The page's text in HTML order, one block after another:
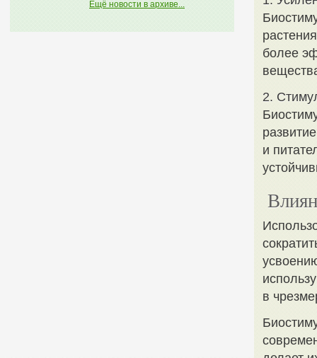
Ещё новости в архиве...
более
2.
и
в